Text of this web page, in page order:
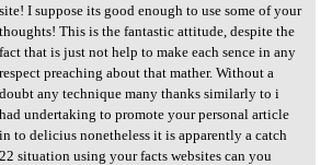
site! I suppose its good enough to use some of your
thoughts! This is the fantastic attitude, despite the
fact that is just not help to make each sence in any
respect preaching about that mather. Without a
doubt any technique many thanks similarly to i
had undertaking to promote your personal article
in to delicius nonetheless it is apparently a catch
22 situation using your facts websites can you